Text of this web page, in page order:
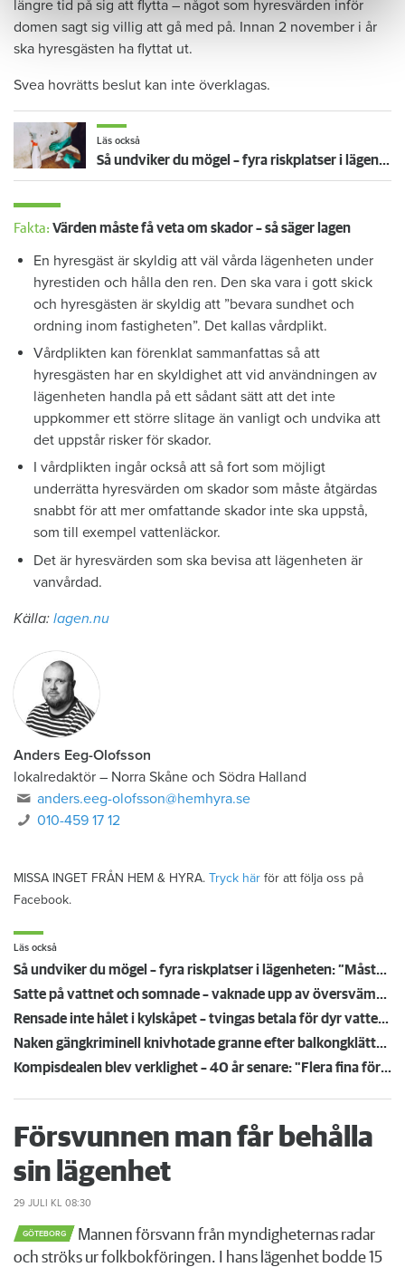
längre tid på sig att flytta – något som hyresvärden inför
domen sagt sig villig att gå med på. Innan 2 november i år
ska hyresgästen ha flyttat ut.
Svea hovrätts beslut kan inte överklagas.
Läs också
Så undviker du mögel – fyra riskplatser i lägenheten: ”Måste städa bort”
Fakta: Värden måste få veta om skador – så säger lagen
En hyresgäst är skyldig att väl vårda lägenheten under
hyrestiden och hålla den ren. Den ska vara i gott skick
och hyresgästen är skyldig att ”bevara sundhet och
ordning inom fastigheten”. Det kallas vårdplikt.
Vårdplikten kan förenklat sammanfattas så att
hyresgästen har en skyldighet att vid användningen av
lägenheten handla på ett sådant sätt att det inte
uppkommer ett större slitage än vanligt och undvika att
det uppstår risker för skador.
I vårdplikten ingår också att så fort som möjligt
underrätta hyresvärden om skador som måste åtgärdas
snabbt för att mer omfattande skador inte ska uppstå,
som till exempel vattenläckor.
Det är hyresvärden som ska bevisa att lägenheten är
vanvårdad.
Källa: lagen.nu
Anders Eeg-Olofsson
lokalredaktör – Norra Skåne och Södra Halland
anders.eeg-olofsson@hemhyra.se
010-459 17 12
MISSA INGET FRÅN HEM & HYRA. Tryck här för att följa oss på
Facebook.
Läs också
Så undviker du mögel – fyra riskplatser i lägenheten: ”Måste städa bort”
Satte på vattnet och somnade – vaknade upp av översvämning hos grannen
Rensade inte hålet i kylskåpet – tvingas betala för dyr vattenskada
Naken gängkriminell knivhotade granne efter balkongklättring
Kompisdealen blev verklighet – 40 år senare: "Flera fina fördelar med att dela bostad"
Försvunnen man får behålla
sin lägenhet
29 JULI KL 08:30
GÖTEBORG
Mannen försvann från myndigheternas radar
och ströks ur folkbokföringen. I hans lägenhet bodde 15